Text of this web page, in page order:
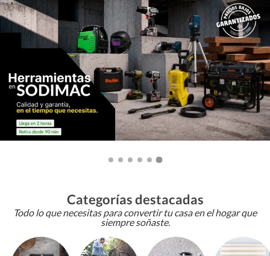
Categorías destacadas
Todo lo que necesitas para convertir tu casa en el hogar que
siempre soñaste.